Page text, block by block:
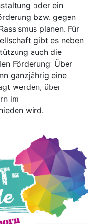
oder ein
bzw. gegen
planen. Für
gibt es neben
auch die
Förderung. Über
ganzjährig eine
werden, über
im
wird.